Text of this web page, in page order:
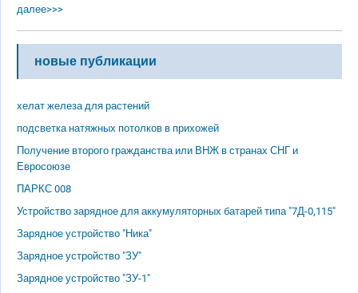
далее>>>
новые публикации
хелат железа для растений
подсветка натяжных потолков в прихожей
Получение второго гражданства или ВНЖ в странах СНГ и
Евросоюзе
ПАРКС 008
Устройство зарядное для аккумуляторных батарей типа "7Д-0,115"
Зарядное устройство "Ника"
Зарядное устройство "ЗУ"
Зарядное устройство "ЗУ-1"